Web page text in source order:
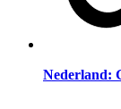
Nederland: